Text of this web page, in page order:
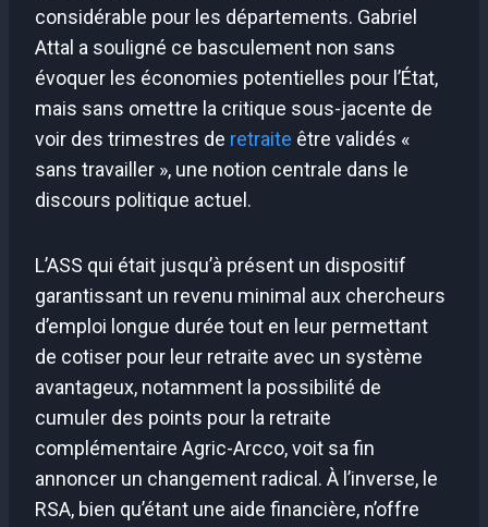
considérable pour les départements. Gabriel
Attal a souligné ce basculement non sans
évoquer les économies potentielles pour l’État,
mais sans omettre la critique sous-jacente de
voir des trimestres de retraite être validés «
sans travailler », une notion centrale dans le
discours politique actuel.
L’ASS qui était jusqu’à présent un dispositif
garantissant un revenu minimal aux chercheurs
d’emploi longue durée tout en leur permettant
de cotiser pour leur retraite avec un système
avantageux, notamment la possibilité de
cumuler des points pour la retraite
complémentaire Agric-Arcco, voit sa fin
annoncer un changement radical. À l’inverse, le
RSA, bien qu’étant une aide financière, n’offre